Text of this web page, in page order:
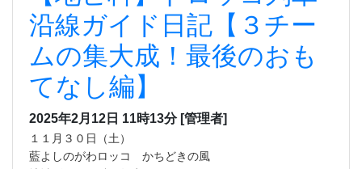
沿線ガイド日記【３チー
ムの集大成！最後のおも
てなし編】
2025年2月12日 11時13分 [管理者]
１１月３０日（土）
藍よしのがわロッコ かちどきの風